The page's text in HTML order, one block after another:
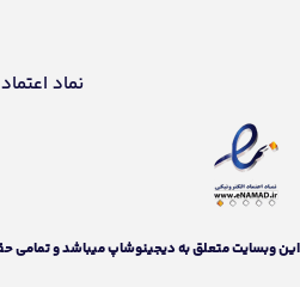
نماد
اين وبسايت متعلق به دیجینوشاپ ميباشد و تمامی